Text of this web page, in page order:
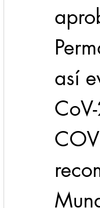
así